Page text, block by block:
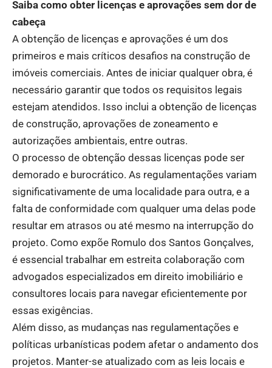
Saiba como obter licenças e aprovações sem dor de
cabeça
A obtenção de licenças e aprovações é um dos
primeiros e mais críticos desafios na construção de
imóveis comerciais. Antes de iniciar qualquer obra, é
necessário garantir que todos os requisitos legais
estejam atendidos. Isso inclui a obtenção de licenças
de construção, aprovações de zoneamento e
autorizações ambientais, entre outras.
O processo de obtenção dessas licenças pode ser
demorado e burocrático. As regulamentações variam
significativamente de uma localidade para outra, e a
falta de conformidade com qualquer uma delas pode
resultar em atrasos ou até mesmo na interrupção do
projeto. Como expõe Romulo dos Santos Gonçalves,
é essencial trabalhar em estreita colaboração com
advogados especializados em direito imobiliário e
consultores locais para navegar eficientemente por
essas exigências.
Além disso, as mudanças nas regulamentações e
políticas urbanísticas podem afetar o andamento dos
projetos. Manter-se atualizado com as leis locais e